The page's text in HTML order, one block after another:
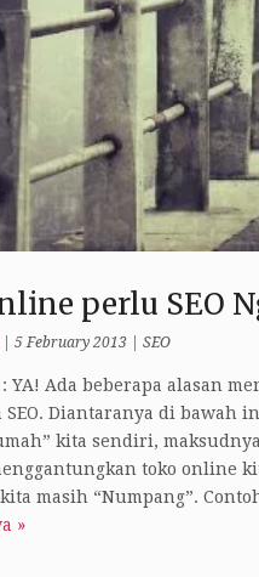
perlu SEO
5 February 2013 SEO
YA! Ada beberapa alasan
Diantaranya di bawah
kita sendiri,
toko online
masih “Numpang”.
»